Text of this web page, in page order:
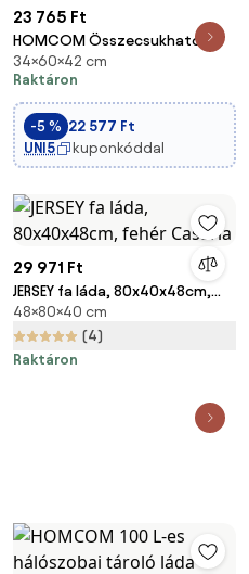
23 765 Ft
HOMCOM Összecsukható
Tárolódoboz Fedéllel 69L,
Gördíthető Szervező Doboz 5-
Oldalas Hozzáféréssel
60x42x34 cm Kék | Aosom
34×60×42 cm
Raktáron
-5 % 22 577 Ft
UNI5
kuponkóddal
29 971 Ft
JERSEY fa láda, 80x40x48cm,
fehér Casaria
48×80×40 cm
(4)
Raktáron